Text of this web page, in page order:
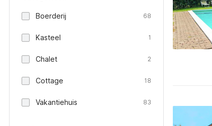
Boerderij 68
Kasteel 1
Chalet 2
Cottage 18
Vakantiehuis 83